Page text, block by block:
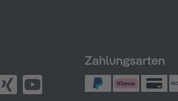
Zahlungsarten